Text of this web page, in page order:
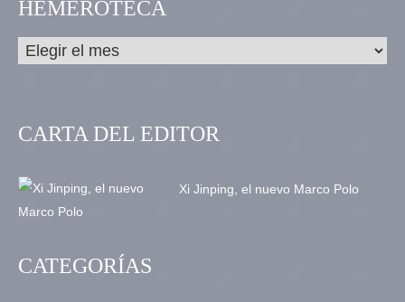
HEMEROTECA
CARTA DEL EDITOR
Xi Jinping, el nuevo Marco Polo
CATEGORÍAS